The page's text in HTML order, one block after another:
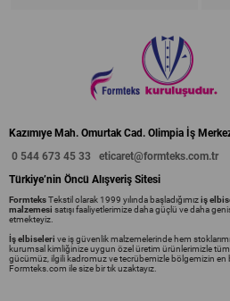
Kazımıye Mah. Omurtak Cad. Olimpia İş
0 544 673 45 33
eticaret@formteks.com.tr
Türkiye’nin Öncü Alışveriş Sitesi
FormteksTekstil olarak 1999 yılında başladığımıziş
malzemesi satışı faaliyetlerimize daha güçlü ve daha
etmekteyiz.
İş elbiseleri ve iş güvenlik malzemelerinde hem
kurumsal kimliğinize uygun özel üretim ürünlerimizle tüm
gücümüz, ilgili kadromuz ve tecrübemizle bölgemizin
Formteks.com ile size bir tık uzaktayız.